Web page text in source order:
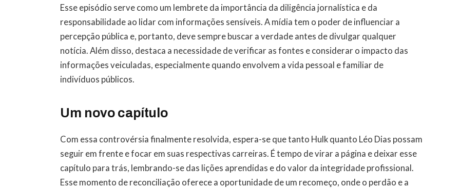
Esse episódio serve como um lembrete da importância da diligência jornalística e da
responsabilidade ao lidar com informações sensíveis. A mídia tem o poder de influenciar a
percepção pública e, portanto, deve sempre buscar a verdade antes de divulgar qualquer
notícia. Além disso, destaca a necessidade de verificar as fontes e considerar o impacto das
informações veiculadas, especialmente quando envolvem a vida pessoal e familiar de
indivíduos públicos.
Um novo capítulo
Com essa controvérsia finalmente resolvida, espera-se que tanto Hulk quanto Léo Dias possam
seguir em frente e focar em suas respectivas carreiras. É tempo de virar a página e deixar esse
capítulo para trás, lembrando-se das lições aprendidas e do valor da integridade profissional.
Esse momento de reconciliação oferece a oportunidade de um recomeço, onde o perdão e a